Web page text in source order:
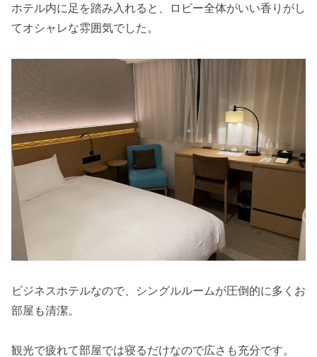
ホテル内に足を踏み入れると、ロビー全体がいい香りがし
てオシャレな雰囲気でした。
ビジネスホテルなので、シングルルームが圧倒的に多くお
部屋も清潔。
観光で疲れて部屋では寝るだけなので広さも充分です。